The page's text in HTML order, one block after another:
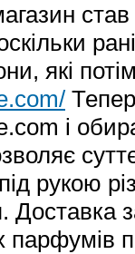
які
і
рукою
Доставка
парфумів